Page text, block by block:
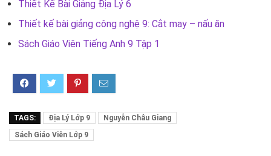
Thiết Kế Bài Giảng Địa Lý 6
Thiết kế bài giảng công nghệ 9: Cắt may – nấu ăn
Sách Giáo Viên Tiếng Anh 9 Tập 1
TAGS: Địa Lý Lớp 9
Nguyễn Châu Giang
Sách Giáo Viên Lớp 9